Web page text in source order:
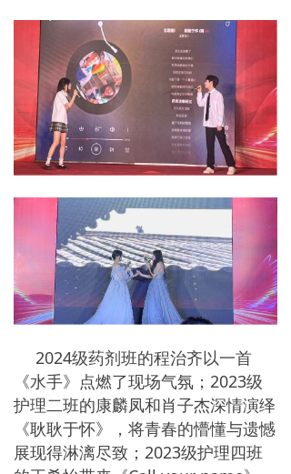
2024级药剂班的程治齐以一首
《水手》点燃了现场气氛；2023级
护理二班的康麟凤和肖子杰深情演绎
《耿耿于怀》，将青春的懵懂与遗憾
展现得淋漓尽致；2023级护理四班